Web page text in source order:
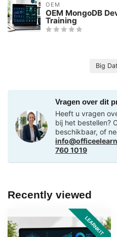
OEM
OEM MongoDB
Training
Big
Vragen over dit
Heeft u vragen
bij het bestellen?
beschikbaar, of
760 1019
Recently viewed
LEARNKIT